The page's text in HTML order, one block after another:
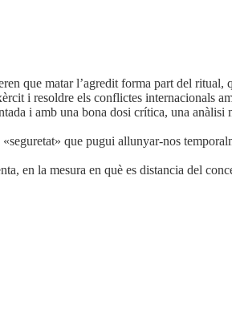
que matar l’agredit forma part del
i resoldre els conflictes internacionals
i amb una bona dosi crítica, una
que pugui allunyar-nos
en la mesura en què es distancia del